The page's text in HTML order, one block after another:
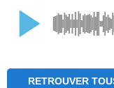
RETROUVER